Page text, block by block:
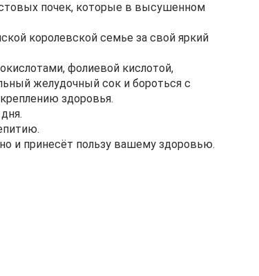
почек, которые в высушенном
королевской семье за свой яркий
фолиевой кислотой,
желудочный сок и бороться с
здоровья.
и принесёт пользу вашему здоровью.